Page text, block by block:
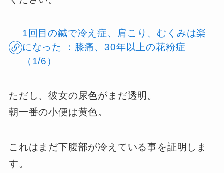
1回目の鍼で冷え症、肩こり、むくみは楽
になった ：膝痛、30年以上の花粉症
（1/6）
ただし、彼女の尿色がまだ透明。
朝一番の小便は黄色。
これはまだ下腹部が冷えている事を証明しま
す。